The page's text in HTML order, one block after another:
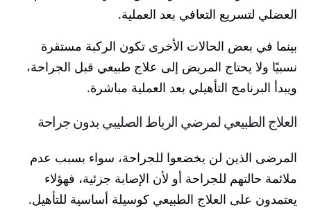
العضلي لتسريع التعافي بعد العملية.
بينما في بعض الحالات الأخرى تكون الركبة مستقرة
نسبيًا ولا يحتاج المريض إلى علاج طبيعي قبل الجراحة،
ويبدأ البرنامج التأهيلي بعد العملية مباشرة.
العلاج الطبيعي لمرضي الرباط الصليبي بدون جراحة
المرضى الذين لن يخضعوا للجراحة، سواء بسبب عدم
ملائمة حالتهم للجراحة أو لأن الإصابة جزئية، فهؤلاء
يعتمدون على العلاج الطبيعي كوسيلة أساسية للتأهيل.